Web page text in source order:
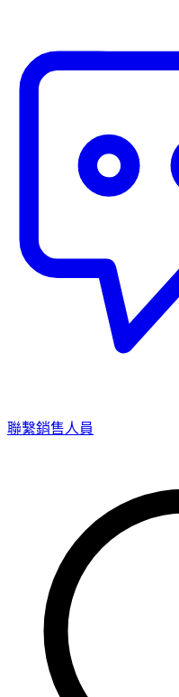
聯繫銷售人員